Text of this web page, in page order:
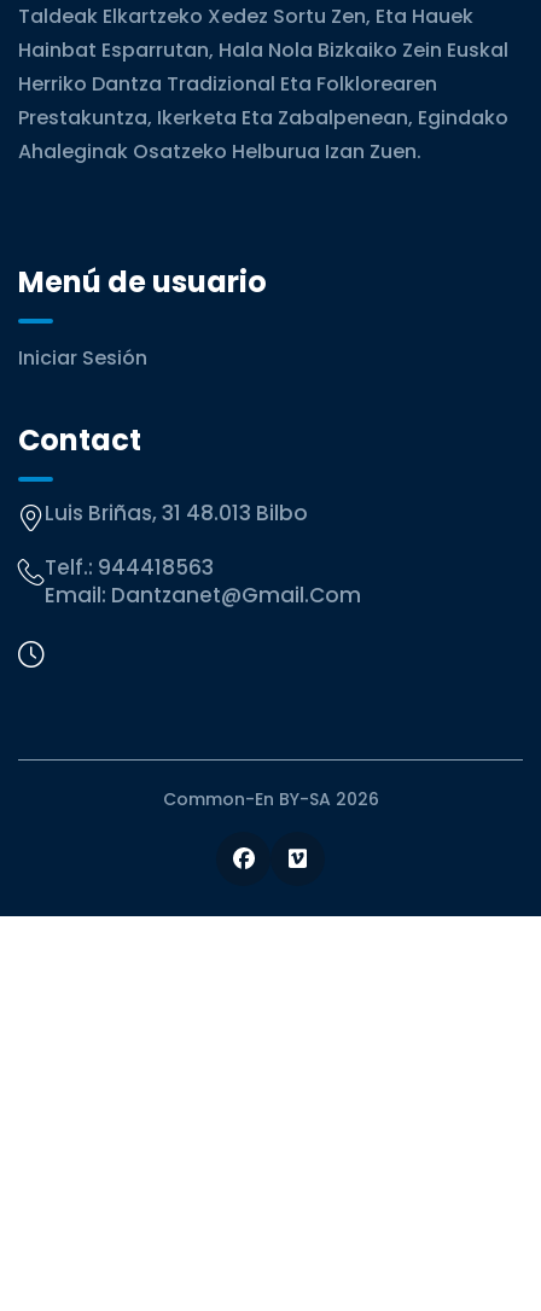
Taldeak Elkartzeko Xedez Sortu Zen, Eta Hauek
Hainbat Esparrutan, Hala Nola Bizkaiko Zein Euskal
Herriko Dantza Tradizional Eta Folklorearen
Prestakuntza, Ikerketa Eta Zabalpenean, Egindako
Ahaleginak Osatzeko Helburua Izan Zuen.
Menú de usuario
Iniciar Sesión
Contact
Luis Briñas, 31 48.013 Bilbo
Telf.: 944418563
Email: Dantzanet@gmail.com
Common-En BY-SA 2026
Facebook
Vimeo